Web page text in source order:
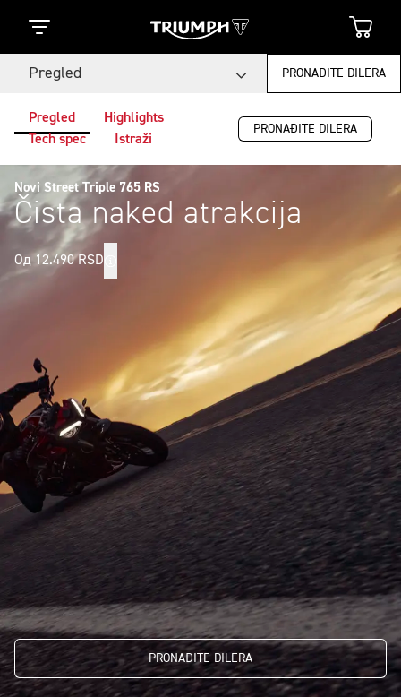
Pregled PRONAĐITE DILERA
Pregled
Highlights
Tech spec
Istraži
PRONAĐITE DILERA
Novi Street Triple 765 RS
Čista naked atrakcija
Од 12.490 RSD
PRONAĐITE DILERA